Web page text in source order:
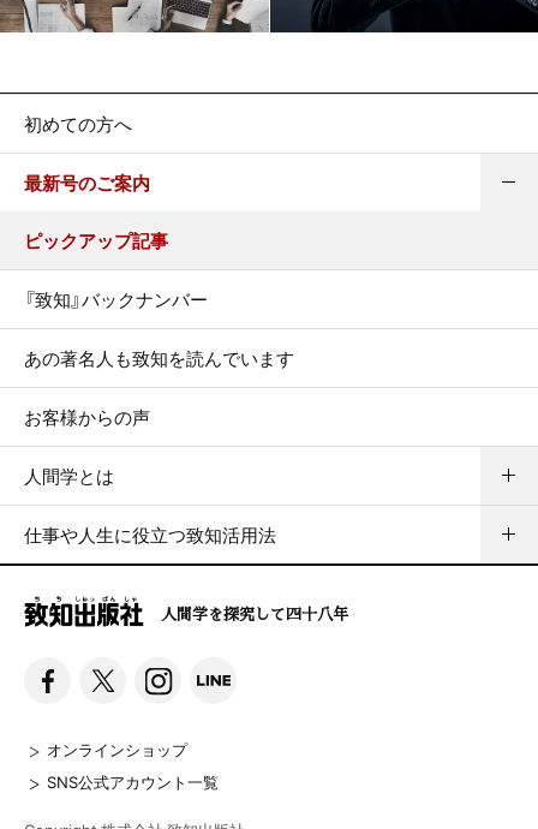
初めての方へ
最新号のご案内
ピックアップ記事
『致知』バックナンバー
あの著名人も致知を読んでいます
お客様からの声
人間学とは
仕事や人生に役立つ致知活用法
人間学を探究して四十八年
オンラインショップ
SNS公式アカウント一覧